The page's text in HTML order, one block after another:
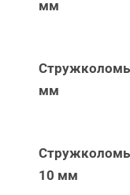
мм
мм
10 мм